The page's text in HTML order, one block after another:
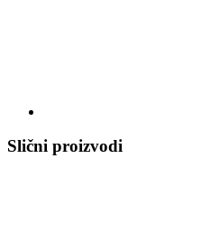
Slični proizvodi